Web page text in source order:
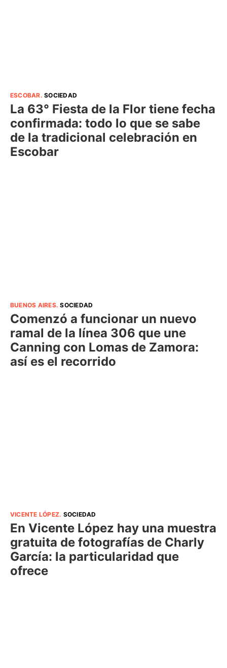
ESCOBAR.SOCIEDAD
La 63° Fiesta de la Flor tiene fecha
confirmada: todo lo que se sabe
de la tradicional celebración en
Escobar
BUENOS AIRES.SOCIEDAD
Comenzó a funcionar un nuevo
ramal de la línea 306 que une
Canning con Lomas de Zamora:
así es el recorrido
VICENTE LÓPEZ. SOCIEDAD
En Vicente López hay una muestra
gratuita de fotografías de Charly
García: la particularidad que
ofrece